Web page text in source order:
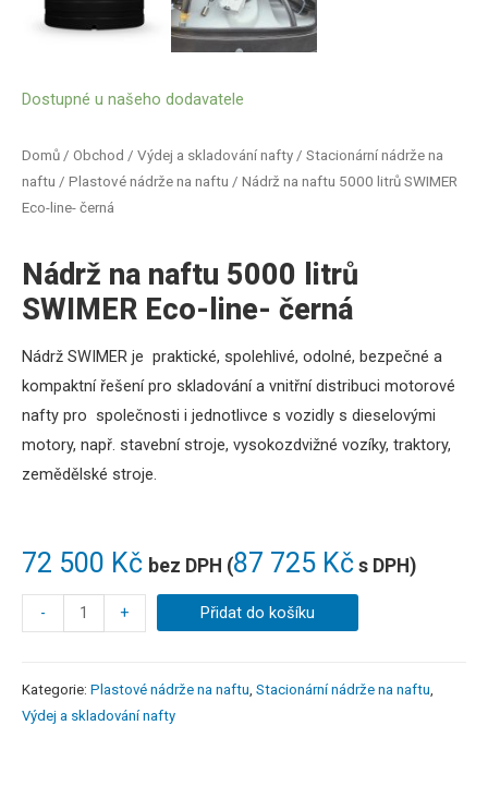
Domů / Obchod / Výdej a skladování nafty / Stacionární nádrže na
naftu / Plastové nádrže na naftu / Nádrž na naftu 5000 litrů SWIMER
Eco-line- černá
Nádrž na naftu 5000 litrů
SWIMER Eco-line- černá
72 500 Kč bez DPH (87 725 Kč s DPH)
Nádrž SWIMER je praktické, spolehlivé, odolné, bezpečné a
kompaktní řešení pro skladování a vnitřní distribuci motorové
nafty pro společnosti i jednotlivce s vozidly s dieselovými
motory, např. stavební stroje, vysokozdvižné vozíky, traktory,
zemědělské stroje.
Dostupné u našeho dodavatele
- + Přidat do košíku
Kategorie: Plastové nádrže na naftu, Stacionární nádrže na naftu,
Výdej a skladování nafty